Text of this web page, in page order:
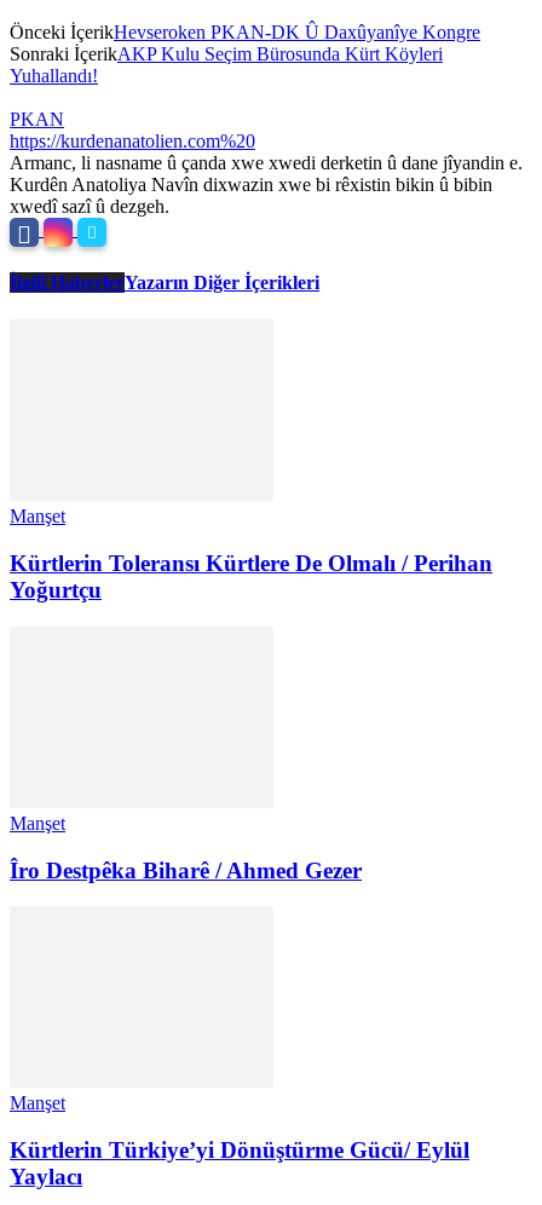
Önceki İçerikHevseroken PKAN-DK Û Daxûyanîye Kongre
Sonraki İçerikAKP Kulu Seçim Bürosunda Kürt Köyleri
Yuhallandı!
PKAN
https://kurdenanatolien.com%20
Armanc, li nasname û çanda xwe xwedi derketin û dane jîyandin e.
Kurdên Anatoliya Navîn dixwazin xwe bi rêxistin bikin û bibin
xwedî sazî û dezgeh.
İlgili HaberlerYazarın Diğer İçerikleri
Manşet
Kürtlerin Toleransı Kürtlere De Olmalı / Perihan
Yoğurtçu
Manşet
Îro Destpêka Biharê / Ahmed Gezer
Manşet
Kürtlerin Türkiye’yi Dönüştürme Gücü/ Eylül
Yaylacı